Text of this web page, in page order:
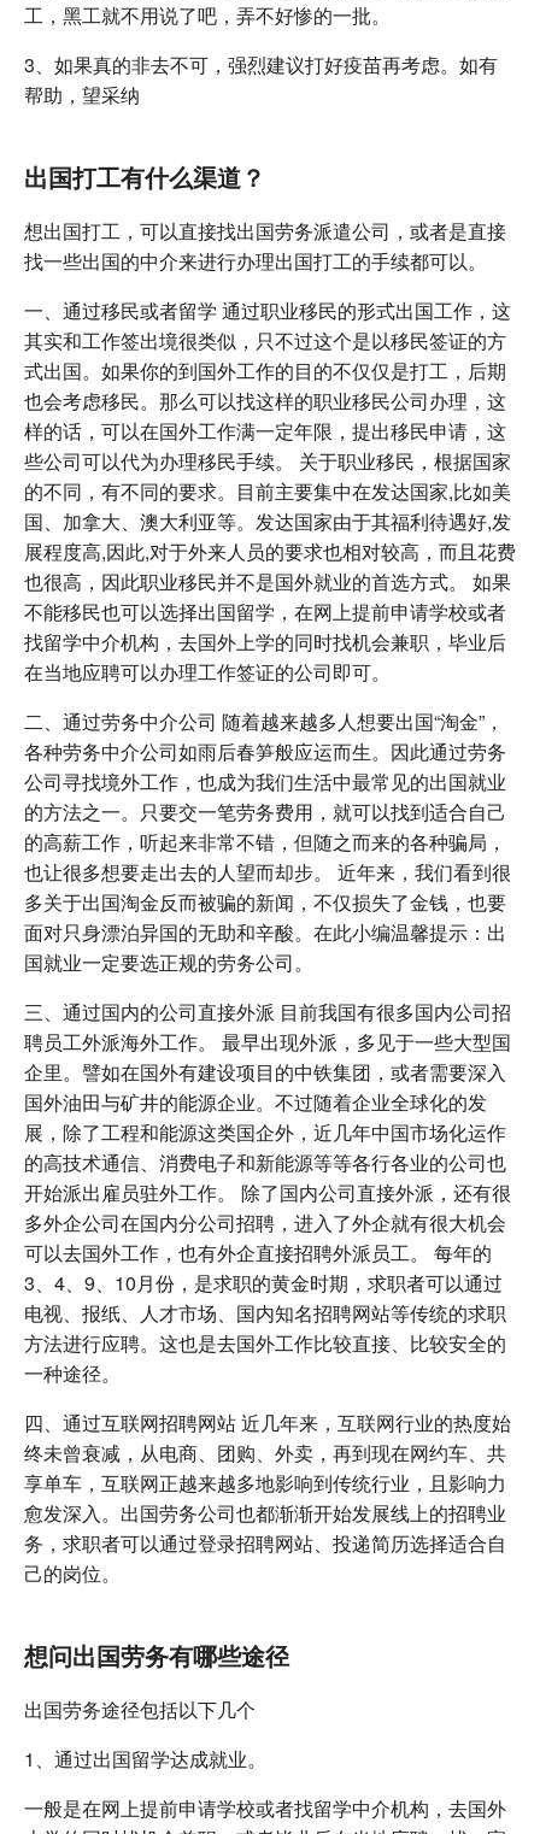
工，黑工就不用说了吧，弄不好惨的一批。
3、如果真的非去不可，强烈建议打好疫苗再考虑。如有
帮助，望采纳
出国打工有什么渠道？
想出国打工，可以直接找出国劳务派遣公司，或者是直接
找一些出国的中介来进行办理出国打工的手续都可以。
一、通过移民或者留学 通过职业移民的形式出国工作，这
其实和工作签出境很类似，只不过这个是以移民签证的方
式出国。如果你的到国外工作的目的不仅仅是打工，后期
也会考虑移民。那么可以找这样的职业移民公司办理，这
样的话，可以在国外工作满一定年限，提出移民申请，这
些公司可以代为办理移民手续。 关于职业移民，根据国家
的不同，有不同的要求。目前主要集中在发达国家,比如美
国、加拿大、澳大利亚等。发达国家由于其福利待遇好,发
展程度高,因此,对于外来人员的要求也相对较高，而且花费
也很高，因此职业移民并不是国外就业的首选方式。 如果
不能移民也可以选择出国留学，在网上提前申请学校或者
找留学中介机构，去国外上学的同时找机会兼职，毕业后
在当地应聘可以办理工作签证的公司即可。
二、通过劳务中介公司 随着越来越多人想要出国“淘金”，
各种劳务中介公司如雨后春笋般应运而生。因此通过劳务
公司寻找境外工作，也成为我们生活中最常见的出国就业
的方法之一。只要交一笔劳务费用，就可以找到适合自己
的高薪工作，听起来非常不错，但随之而来的各种骗局，
也让很多想要走出去的人望而却步。 近年来，我们看到很
多关于出国淘金反而被骗的新闻，不仅损失了金钱，也要
面对只身漂泊异国的无助和辛酸。在此小编温馨提示：出
国就业一定要选正规的劳务公司。
三、通过国内的公司直接外派 目前我国有很多国内公司招
聘员工外派海外工作。 最早出现外派，多见于一些大型国
企里。譬如在国外有建设项目的中铁集团，或者需要深入
国外油田与矿井的能源企业。不过随着企业全球化的发
展，除了工程和能源这类国企外，近几年中国市场化运作
的高技术通信、消费电子和新能源等等各行各业的公司也
开始派出雇员驻外工作。 除了国内公司直接外派，还有很
多外企公司在国内分公司招聘，进入了外企就有很大机会
可以去国外工作，也有外企直接招聘外派员工。 每年的
3、4、9、10月份，是求职的黄金时期，求职者可以通过
电视、报纸、人才市场、国内知名招聘网站等传统的求职
方法进行应聘。这也是去国外工作比较直接、比较安全的
一种途径。
四、通过互联网招聘网站 近几年来，互联网行业的热度始
终未曾衰减，从电商、团购、外卖，再到现在网约车、共
享单车，互联网正越来越多地影响到传统行业，且影响力
愈发深入。出国劳务公司也都渐渐开始发展线上的招聘业
务，求职者可以通过登录招聘网站、投递简历选择适合自
己的岗位。
想问出国劳务有哪些途径
出国劳务途径包括以下几个
1、通过出国留学达成就业。
一般是在网上提前申请学校或者找留学中介机构，去国外